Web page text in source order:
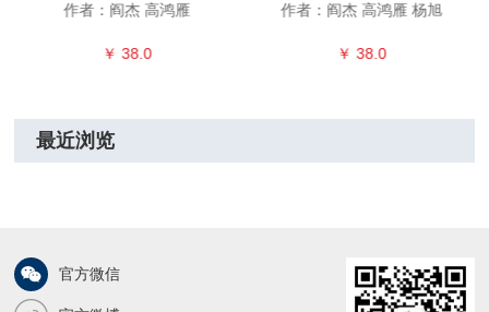
作者：阎杰 高鸿雁
￥ 38.0
作者：阎杰 高鸿雁 杨旭
￥ 38.0
最近浏览
官方微信